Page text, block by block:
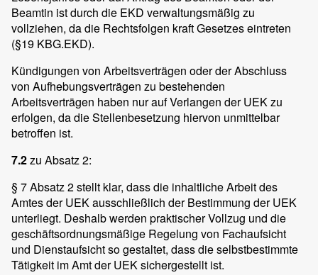
Beamtin ist durch die EKD verwaltungsmäßig zu
vollziehen, da die Rechtsfolgen kraft Gesetzes eintreten
(§19 KBG.EKD).
Kündigungen von Arbeitsverträgen oder der Abschluss
von Aufhebungsverträgen zu bestehenden
Arbeitsverträgen haben nur auf Verlangen der UEK zu
erfolgen, da die Stellenbesetzung hiervon unmittelbar
betroffen ist.
7.2zu Absatz 2:
§ 7 Absatz 2 stellt klar, dass die inhaltliche Arbeit des
Amtes der UEK ausschließlich der Bestimmung der UEK
unterliegt. Deshalb werden praktischer Vollzug und die
geschäftsordnungsmäßige Regelung von Fachaufsicht
und Dienstaufsicht so gestaltet, dass die selbstbestimmte
Tätigkeit im Amt der UEK sichergestellt ist.